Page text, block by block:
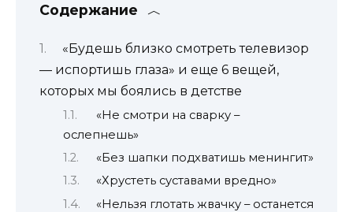
Содержание
«Будешь близко смотреть телевизор
— испортишь глаза» и еще 6 вещей,
которых мы боялись в детстве
«Не смотри на сварку –
ослепнешь»
«Без шапки подхватишь менингит»
«Хрустеть суставами вредно»
«Нельзя глотать жвачку – останется